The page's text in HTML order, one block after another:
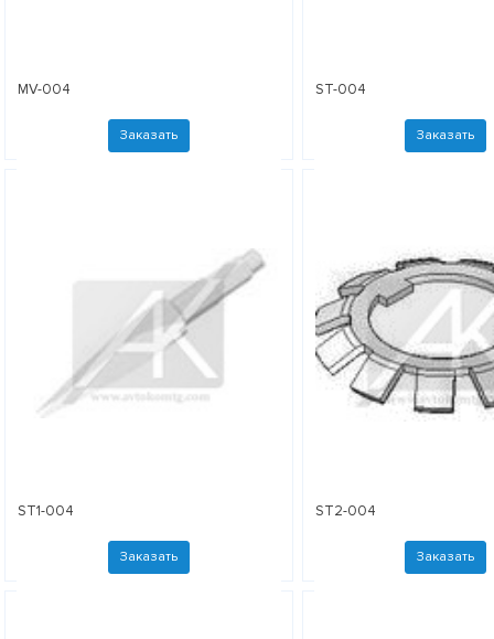
MV-004
Заказать
ST-004
Заказать
ST1-004
Заказать
ST2-004
Заказать